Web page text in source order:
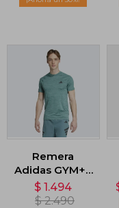
Blanco
Remera
Adidas GYM+ -
Verde
$ 1.494
$ 2.490